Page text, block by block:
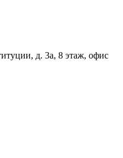
д. 3а, 8 этаж, офис